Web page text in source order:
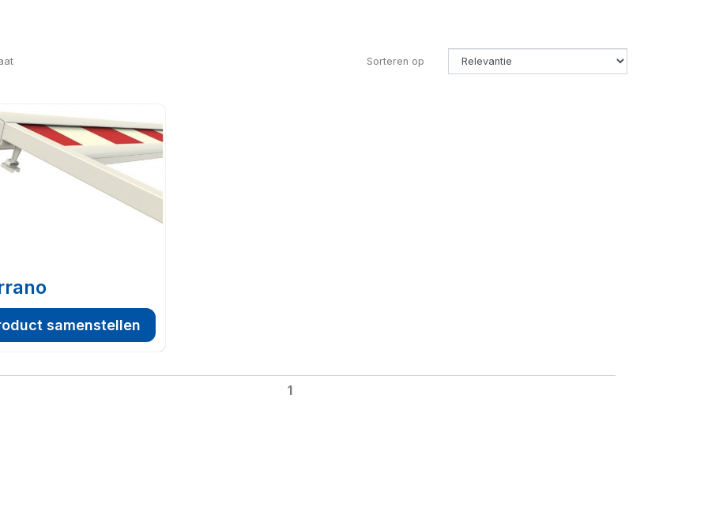
Sorteren op
samenstellen
1